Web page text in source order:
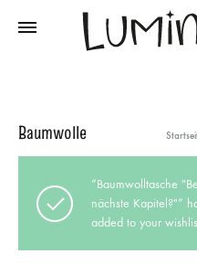
Baumwolle
“Baumwolltasche
nächste Kapitel?"”
added to your